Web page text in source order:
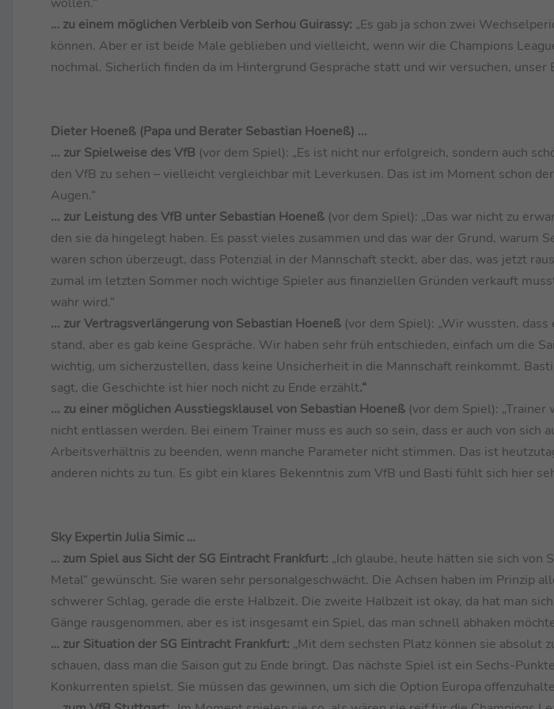
… zu einem möglichen Verbleib von Serhou Guirassy: „Es gab ja schon zwei
können. Aber er ist beide Male geblieben und vielleicht, wenn wir die Champions
nochmal. Sicherlich finden da im Hintergrund Gespräche statt und wir versuchen, unser
Dieter Hoeneß (Papa und Berater Sebastian Hoeneß) ...
... zur Spielweise des VfB (vor dem Spiel): „Es ist nicht nur erfolgreich, sondern auch
den VfB zu sehen – vielleicht vergleichbar mit Leverkusen. Das ist im Moment schon
Augen.“
... zur Leistung des VfB unter Sebastian Hoeneß (vor dem Spiel): „Das war nicht zu
den sie da hingelegt haben. Es passt vieles zusammen und das war der Grund, warum
waren schon überzeugt, dass Potenzial in der Mannschaft steckt, aber das, was jetzt
zumal im letzten Sommer noch wichtige Spieler aus finanziellen Gründen verkauft
wahr wird.“
... zur Vertragsverlängerung von Sebastian Hoeneß (vor dem Spiel): „Wir wussten,
stand, aber es gab keine Gespräche. Wir haben sehr früh entschieden, einfach um die
wichtig, um sicherzustellen, dass keine Unsicherheit in die Mannschaft reinkommt.
sagt, die Geschichte ist hier noch nicht zu Ende erzählt.“
... zu einer möglichen Ausstiegsklausel von Sebastian Hoeneß (vor dem Spiel):
nicht entlassen werden. Bei einem Trainer muss es auch so sein, dass er auch von sich
Arbeitsverhältnis zu beenden, wenn manche Parameter nicht stimmen. Das ist
anderen nichts zu tun. Es gibt ein klares Bekenntnis zum VfB und Basti fühlt sich hier
Sky Expertin Julia Simic …
… zum Spiel aus Sicht der SG Eintracht Frankfurt: „Ich glaube, heute hätten sie sich
Metal“ gewünscht. Sie waren sehr personalgeschwächt. Die Achsen haben im Prinzip
schwerer Schlag, gerade die erste Halbzeit. Die zweite Halbzeit ist okay, da hat man
Gänge rausgenommen, aber es ist insgesamt ein Spiel, das man schnell abhaken
… zur Situation der SG Eintracht Frankfurt: „Mit dem sechsten Platz können sie absolut
schauen, dass man die Saison gut zu Ende bringt. Das nächste Spiel ist ein Sechs-
Konkurrenten spielst. Sie müssen das gewinnen, um sich die Option Europa